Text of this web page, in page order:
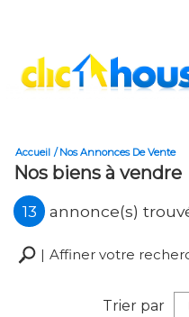
Accueil Nos Annonces De Vente
Nos biens à vendre
13 annonce(s)
Affiner votre
Trier par